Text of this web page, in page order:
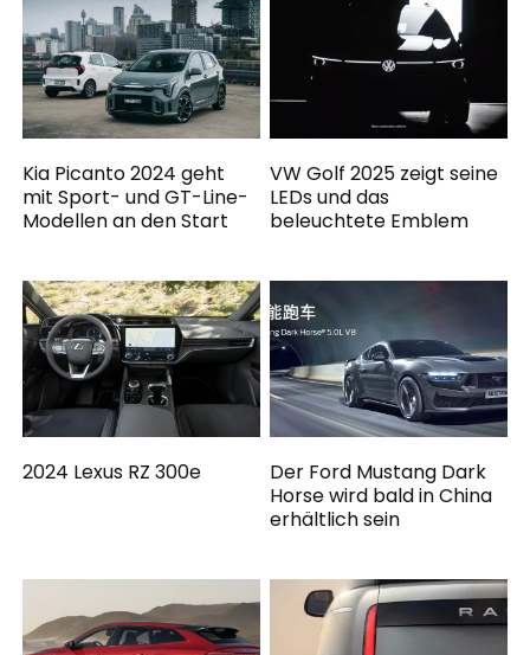
Kia Picanto 2024 geht
mit Sport- und GT-Line-
Modellen an den Start
VW Golf 2025 zeigt seine
LEDs und das
beleuchtete Emblem
2024 Lexus RZ 300e
Der Ford Mustang Dark
Horse wird bald in China
erhältlich sein